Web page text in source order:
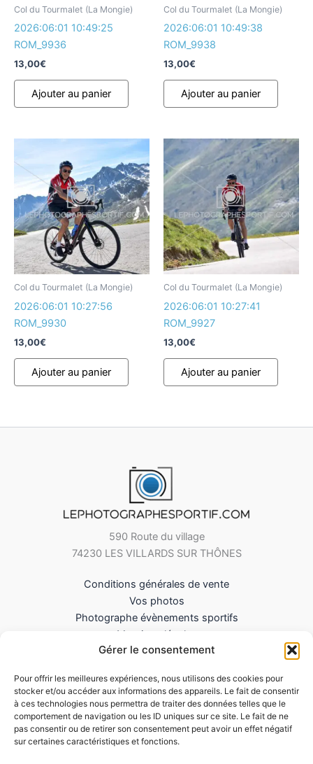
Gérer le consentement
Pour offrir les meilleures expériences, nous utilisons des cookies pour
stocker et/ou accéder aux informations des appareils. Le fait de consentir
à ces technologies nous permettra de traiter des données telles que le
comportement de navigation ou les ID uniques sur ce site. Le fait de ne
pas consentir ou de retirer son consentement peut avoir un effet négatif
sur certaines caractéristiques et fonctions.
Col du Tourmalet (La Mongie)
2026:06:01 10:49:25
ROM_9936
13,00€
Ajouter au panier
Col du Tourmalet (La Mongie)
2026:06:01 10:49:38
ROM_9938
13,00€
Ajouter au panier
Col du Tourmalet (La Mongie)
2026:06:01 10:27:56
ROM_9930
13,00€
Ajouter au panier
Col du Tourmalet (La Mongie)
2026:06:01 10:27:41
ROM_9927
13,00€
Ajouter au panier
590 Route du village
74230 LES VILLARDS SUR THÔNES
Conditions générales de vente
Vos photos
Photographe évènements sportifs
Mentions légales
Mes Téléchargements
Politique de cookies (UE)